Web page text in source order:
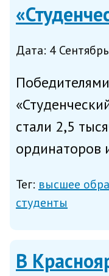
Дата: 4
стали 2,5
ординаторов
Индии и
Тег: высшее
студенты
В